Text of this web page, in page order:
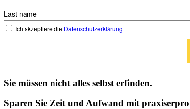
Last name
Ich akzeptiere die Datenschutzerklärung
Sie müssen nicht alles selbst erfinden.
Sparen Sie Zeit und Aufwand mit